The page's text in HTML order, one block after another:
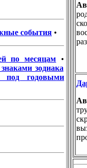
события •
по месяцам
•
зодиака
под годовыми